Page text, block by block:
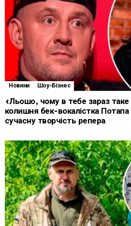
Новини Шоу-Бізнес
«Льошо, чому в тебе зараз
колишня бек-вокалістка
сучасну творчість репера